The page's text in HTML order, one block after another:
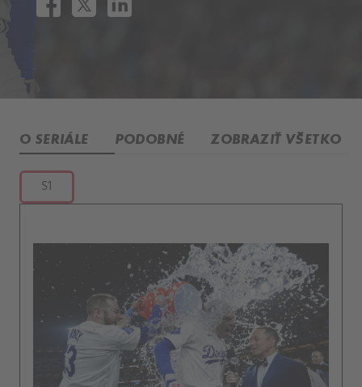
O SERIÁLE PODOBNÉ ZOBRAZIŤ VŠETKO
S1